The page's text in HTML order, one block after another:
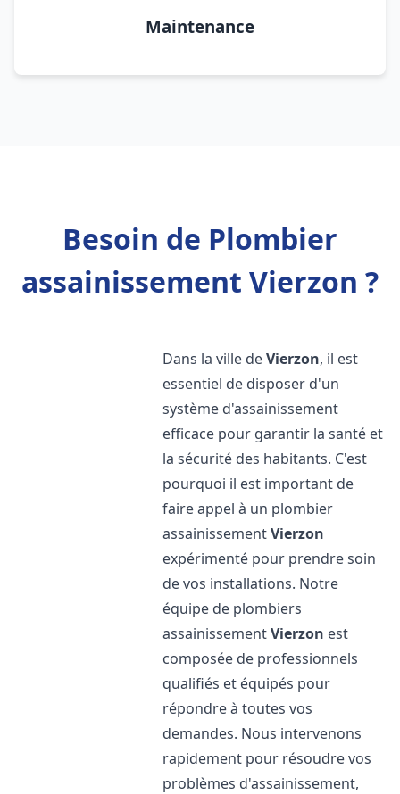
Maintenance
Besoin de Plombier
assainissement Vierzon ?
Dans la ville deVierzon, il est
essentiel de disposer d'un
système d'assainissement
efficace pour garantir la santé et
la sécurité des habitants. C'est
pourquoi il est important de
faire appel à un plombier
assainissementVierzon
expérimenté pour prendre soin
de vos installations. Notre
équipe de plombiers
assainissementVierzon est
composée de professionnels
qualifiés et équipés pour
répondre à toutes vos
demandes. Nous intervenons
rapidement pour résoudre vos
problèmes d'assainissement,